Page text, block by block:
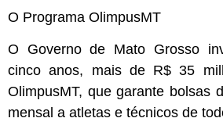
O Programa OlimpusMT
O Governo de Mato Grosso
cinco anos, mais de R$ 35
OlimpusMT, que garante bolsas
mensal a atletas e técnicos de